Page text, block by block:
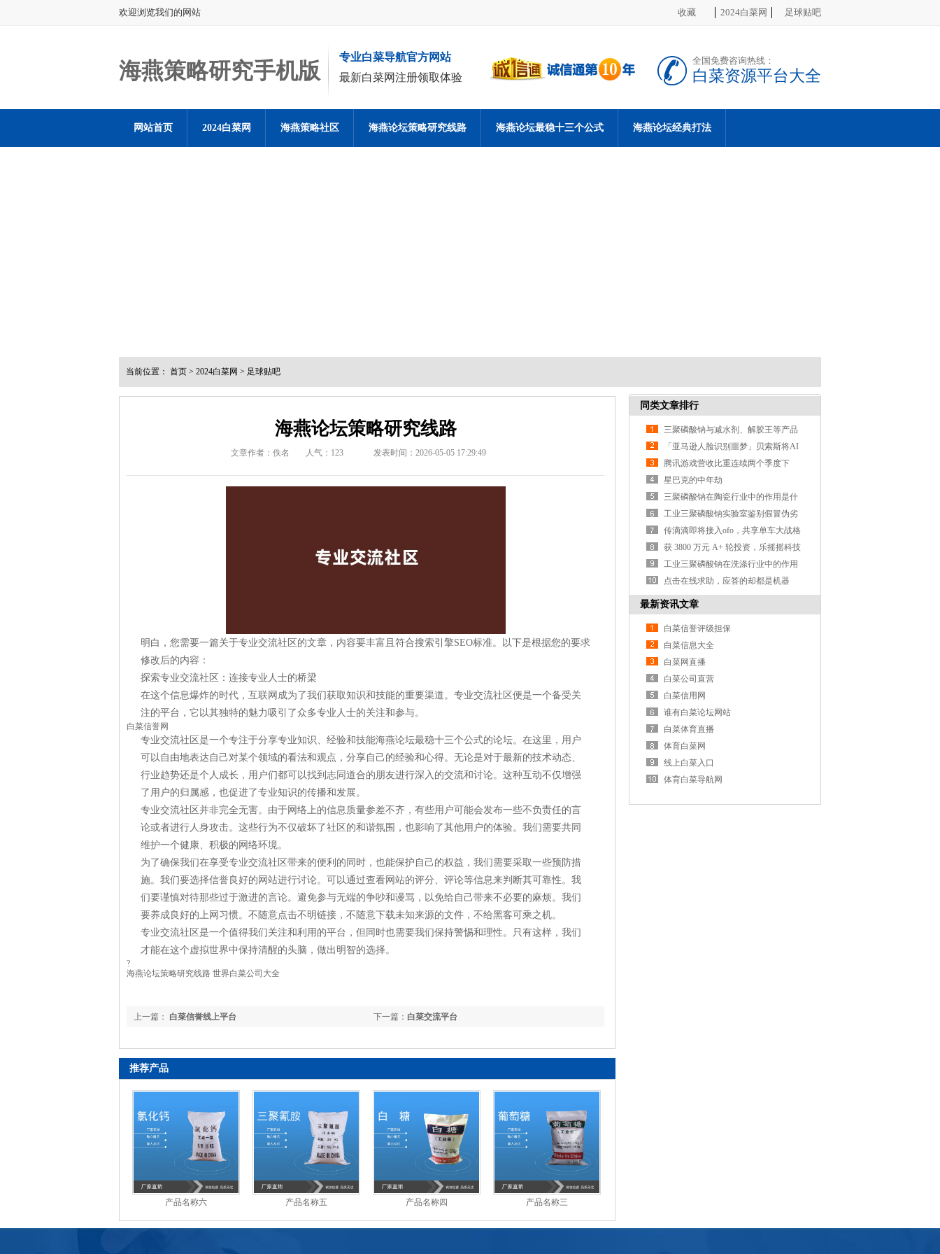
欢迎浏览我们的网站 收藏 2024白菜网 足球贴吧
海燕策略研究手机版
专业白菜导航官方网站
最新白菜网注册领取体验
全国免费咨询热线：
白菜资源平台大全
网站首页 2024白菜网 海燕策略社区 海燕论坛策略研究线路 海燕论坛最稳十三个公式 海燕论坛经典打法
当前位置： 首页 > 2024白菜网 > 足球贴吧
海燕论坛策略研究线路
文章作者：佚名 人气： 123 发表时间：2026-05-05 17:29:49
明白，您需要一篇关于专业交流社区的文章，内容要丰富且符合搜索引擎SEO标准。以下是根据您的要求
修改后的内容：
探索专业交流社区：连接专业人士的桥梁
在这个信息爆炸的时代，互联网成为了我们获取知识和技能的重要渠道。专业交流社区便是一个备受关
注的平台，它以其独特的魅力吸引了众多专业人士的关注和参与。
白菜信誉网
专业交流社区是一个专注于分享专业知识、经验和技能海燕论坛最稳十三个公式的论坛。在这里，用户
可以自由地表达自己对某个领域的看法和观点，分享自己的经验和心得。无论是对于最新的技术动态、
行业趋势还是个人成长，用户们都可以找到志同道合的朋友进行深入的交流和讨论。这种互动不仅增强
了用户的归属感，也促进了专业知识的传播和发展。
专业交流社区并非完全无害。由于网络上的信息质量参差不齐，有些用户可能会发布一些不负责任的言
论或者进行人身攻击。这些行为不仅破坏了社区的和谐氛围，也影响了其他用户的体验。我们需要共同
维护一个健康、积极的网络环境。
为了确保我们在享受专业交流社区带来的便利的同时，也能保护自己的权益，我们需要采取一些预防措
施。我们要选择信誉良好的网站进行讨论。可以通过查看网站的评分、评论等信息来判断其可靠性。我
们要谨慎对待那些过于激进的言论。避免参与无端的争吵和谩骂，以免给自己带来不必要的麻烦。我们
要养成良好的上网习惯。不随意点击不明链接，不随意下载未知来源的文件，不给黑客可乘之机。
专业交流社区是一个值得我们关注和利用的平台，但同时也需要我们保持警惕和理性。只有这样，我们
才能在这个虚拟世界中保持清醒的头脑，做出明智的选择。
?
海燕论坛策略研究线路 世界白菜公司大全
下一篇： 白菜交流平台
上一篇： 白菜信誉线上平台
推荐产品
产品名称六 产品名称五 产品名称四 产品名称三
同类文章排行
三聚磷酸钠与减水剂、解胶王等产品
的区别？
「亚马逊人脸识别噩梦」贝索斯将AI
武器化遭大规模抗议
腾讯游戏营收比重连续两个季度下
降，支付、云计算等业务营收涨3
星巴克的中年劫
三聚磷酸钠在陶瓷行业中的作用是什
么？
工业三聚磷酸钠实验室鉴别假冒伪劣
产品的方法？
传滴滴即将接入ofo，共享单车大战格
局或生变
获 3800 万元 A+ 轮投资，乐摇摇科技
利用抓娃娃机做线
工业三聚磷酸钠在洗涤行业中的作用
是什么？
点击在线求助，应答的却都是机器
人，这样真的好吗？
最新资讯文章
白菜信誉评级担保
白菜信息大全
白菜网直播
白菜公司直营
白菜信用网
谁有白菜论坛网站
白菜体育直播
体育白菜网
线上白菜入口
体育白菜导航网